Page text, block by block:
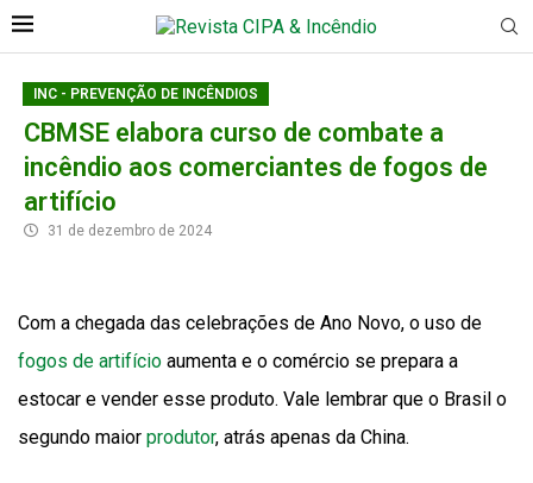
INC - PREVENÇÃO DE INCÊNDIOS
CBMSE elabora curso de combate a
incêndio aos comerciantes de fogos de
artifício
31 de dezembro de 2024
Com a chegada das celebrações de Ano Novo, o uso de
fogos de artifício aumenta e o comércio se prepara a
estocar e vender esse produto. Vale lembrar que o Brasil o
segundo maior produtor, atrás apenas da China.